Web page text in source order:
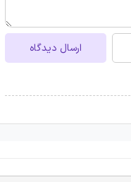
ارسال دیدگاه